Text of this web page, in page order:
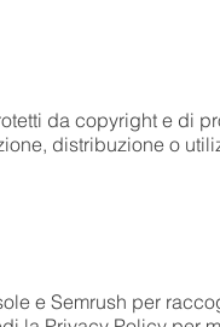
da copyright e di
distribuzione o
e Semrush per